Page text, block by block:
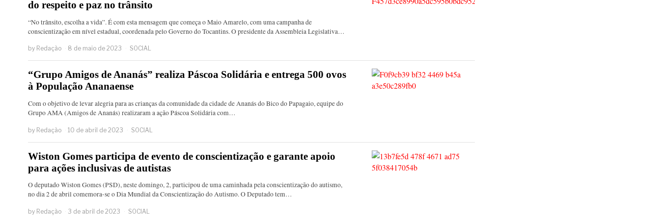
do respeito e paz no trânsito
“No trânsito, escolha a vida”. É com esta mensagem que começa o Maio Amarelo, com uma campanha de
conscientização em nível estadual, coordenada pelo Governo do Tocantins. O presidente da Assembleia Legislativa…
by Redação 8 de maio de 2023 SOCIAL
“Grupo Amigos de Ananás” realiza Páscoa Solidária e entrega 500 ovos
à População Ananaense
Com o objetivo de levar alegria para as crianças da comunidade da cidade de Ananás do Bico do Papagaio, equipe do
Grupo AMA (Amigos de Ananás) realizaram a ação Páscoa Solidária com…
by Redação 10 de abril de 2023 SOCIAL
Wiston Gomes participa de evento de conscientização e garante apoio
para ações inclusivas de autistas
O deputado Wiston Gomes (PSD), neste domingo, 2, participou de uma caminhada pela conscientização do autismo,
no dia 2 de abril comemora-se o Dia Mundial da Conscientização do Autismo. O Deputado tem…
by Redação 3 de abril de 2023 SOCIAL